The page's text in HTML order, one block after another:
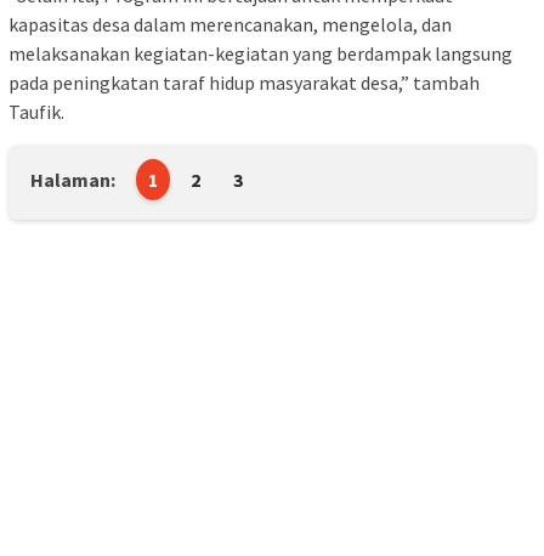
kapasitas desa dalam merencanakan, mengelola, dan
melaksanakan kegiatan-kegiatan yang berdampak langsung
pada peningkatan taraf hidup masyarakat desa,” tambah
Taufik.
Halaman: 1 2 3